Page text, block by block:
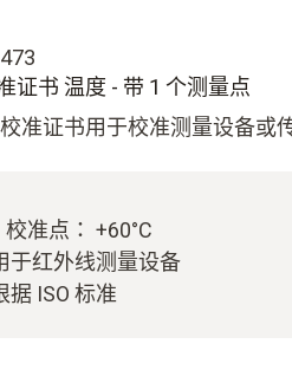
证书 温度 - 带 1 个测量点
准证书用于校准测量设备或
校准点： +60°C
于红外线测量设备
据 ISO 标准